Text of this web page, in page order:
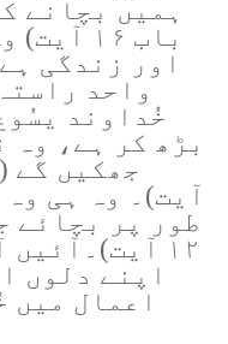
باب ۱۶
اور زندگی
خُداوند
بڑھ کر ہے، وہ
آیت)۔ وہ ہی وہ
۱۲
اپنے دلوں
اعمال میں